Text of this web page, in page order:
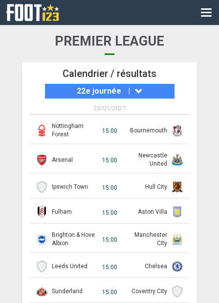
CM
LIGUE DES CHAMPIONS
LES DIRECTS
NATIONAL
COUPE DE FRANCE
COUPE DE LA LIGUE
ANGLETERRE
ALLEMAGNE
PREMIER LEAGUE
Calendrier / résultats
22e journée |
23/01/2027
Nottingham
Forest
15:00 Bournemouth
Arsenal 15:00
Newcastle
United
Ipswich Town 15:00 Hull City
Fulham 15:00 Aston Villa
Brighton & Hove
Albion
15:00
Manchester
City
Leeds United 15:00 Chelsea
Sunderland 15:00 Coventry City